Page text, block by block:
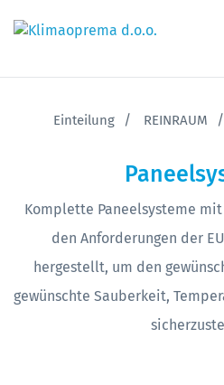
Einteilung REINRAUM
Komplette Paneelsysteme
den Anforderungen der
hergestellt, um den
gewünschte Sauberkeit,